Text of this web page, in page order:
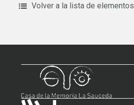
Volver a la lista de elementos